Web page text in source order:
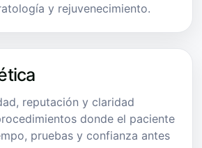
y rejuvenecimiento.
reputación y claridad
donde el paciente
pruebas y confianza antes